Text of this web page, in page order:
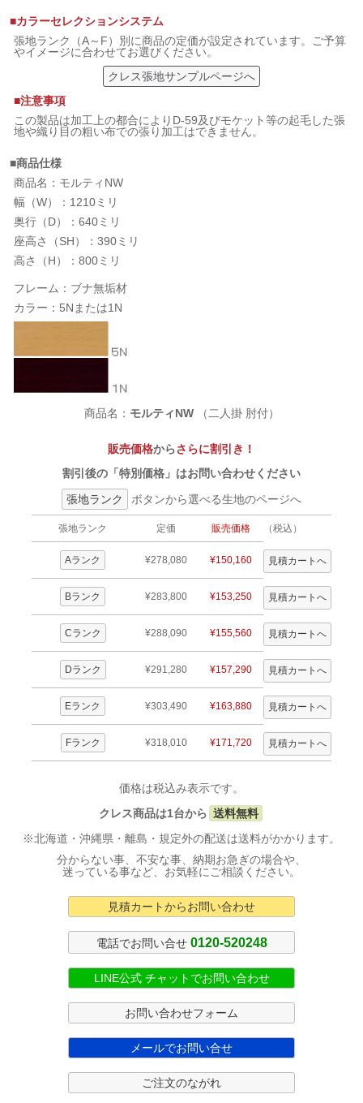
■カラーセレクションシステム
張地ランク（A～F）別に商品の定価が設定されています。ご予算
やイメージに合わせてお選びください。
クレス張地サンプルページへ
■注意事項
この製品は加工上の都合によりD-59及びモケット等の起毛した張
地や織り目の粗い布での張り加工はできません。
■商品仕様
商品名：モルティNW
幅（W）：1210ミリ
奥行（D）：640ミリ
座高さ（SH）：390ミリ
高さ（H）：800ミリ
フレーム：ブナ無垢材
カラー：5Nまたは1N
商品名： モルティNW（二人掛 肘付）
販売価格からさらに割引き！
割引後の「特別価格」はお問い合わせください
張地ランク
ボタンから選べる生地のページへ
張地ランク 定価 販売価格 （税込）
Aランク ¥278,080 ¥150,160
Bランク ¥283,800 ¥153,250
Cランク ¥288,090 ¥155,560
Dランク ¥291,280 ¥157,290
Eランク ¥303,490 ¥163,880
Fランク ¥318,010 ¥171,720
価格は税込み表示です。
クレス商品は1台から 送料無料
※北海道・沖縄県・離島・規定外の配送は送料がかかります。
分からない事、不安な事、納期お急ぎの場合や、
迷っている事など、お気軽にご相談ください。
見積カートからお問い合わせ
電話でお問い合せ 0120-520248
LINE公式 チャットでお問い合わせ
お問い合わせフォーム
メールでお問い合せ
ご注文のながれ